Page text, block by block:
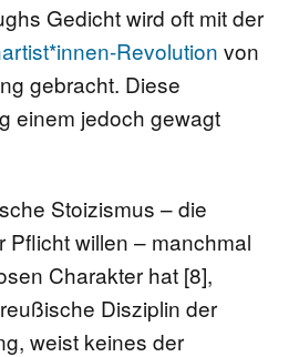
Gedicht wird oft mit der
Revolution von
gebracht. Diese
einem jedoch gewagt
Stoizismus – die
Pflicht willen – manchmal
Charakter hat [8],
Disziplin der
weist keines der